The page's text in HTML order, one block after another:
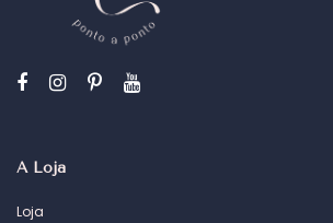
A Loja
Loja